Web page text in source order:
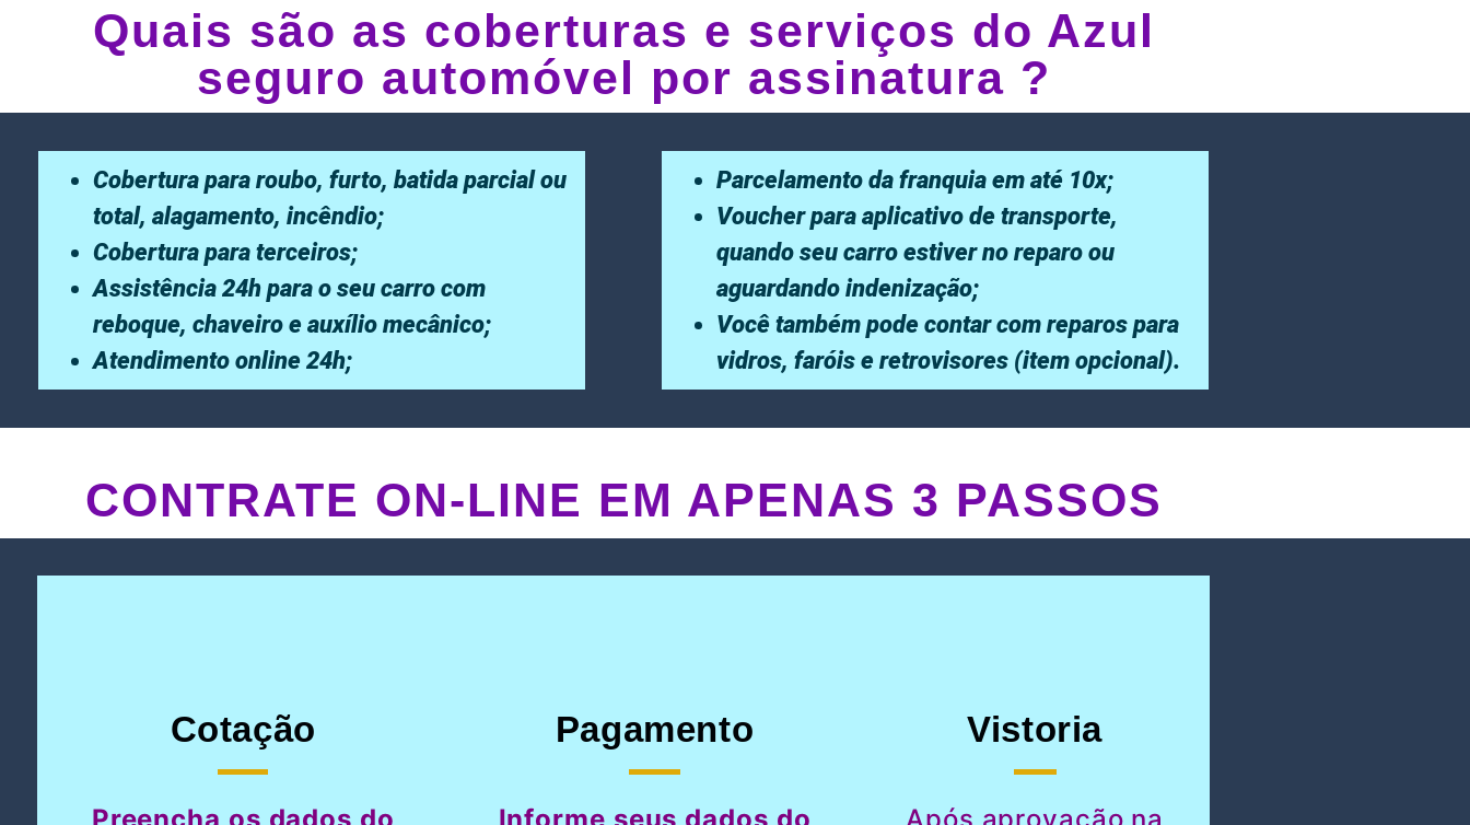
Quais são as coberturas e serviços do Azul
seguro automóvel por assinatura ?
Cobertura para roubo, furto, batida parcial ou
total, alagamento, incêndio;
Cobertura para terceiros;
Assistência 24h para o seu carro com
reboque, chaveiro e auxílio mecânico;
Atendimento online 24h;
Parcelamento da franquia em até 10x;
Voucher para aplicativo de transporte,
quando seu carro estiver no reparo ou
aguardando indenização;
Você também pode contar com reparos para
vidros, faróis e retrovisores (item opcional).
CONTRATE ON-LINE EM APENAS 3 PASSOS
Cotação Pagamento Vistoria